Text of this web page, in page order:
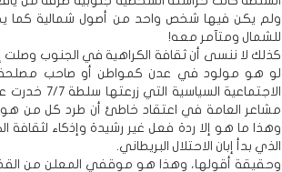
ولم يكن فيها شخص واحد من أصول شمالية كما
للشمال ومتآمر معه!
كذلك لا ننسى أن ثقافة الكراهية في الجنوب
لو هو مولود في عدن كمواطن أو صاحب مصلحة
الاجتماعية
مشاعر العامة في اعتقاد خاطئ أن طرد كل من هو
وهذا ما هو إلا ردة فعل غير رشيدة وإذكاء لثقافة
الذي بدأ إبان الاحتلال البريطاني.
وحقيقة أقولها، وهذا هو موقفي المعلن من